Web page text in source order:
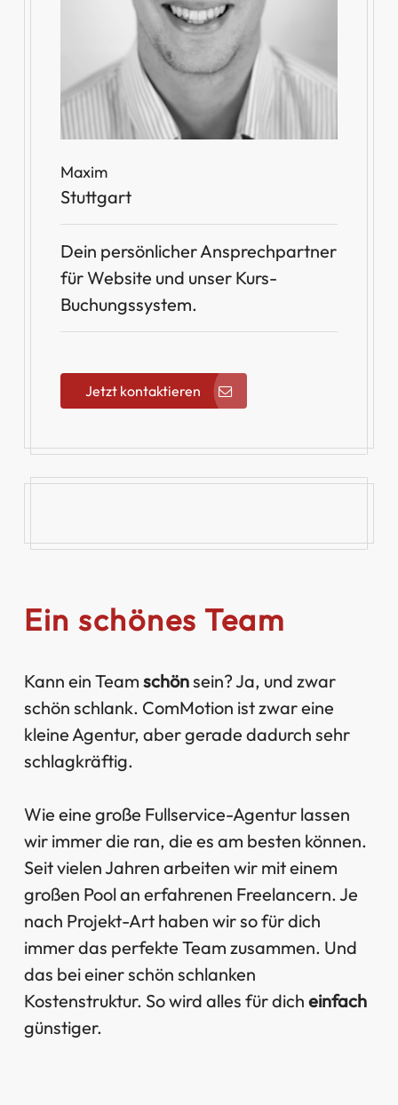
Maxim
Stuttgart
Dein persönlicher Ansprechpartner
für Website und unser Kurs-
Buchungssystem.
Jetzt kontaktieren
Ein schönes Team
Kann ein Team schönsein? Ja, und zwar
schön schlank. ComMotion ist zwar eine
kleine Agentur, aber gerade dadurch sehr
schlagkräftig.
Wie eine große Fullservice-Agentur lassen
wir immer die ran, die es am besten können.
Seit vielen Jahren arbeiten wir mit einem
großen Pool an erfahrenen Freelancern. Je
nach Projekt-Art haben wir so für dich
immer das perfekte Team zusammen. Und
das bei einer schön schlanken
Kostenstruktur. So wird alles für dich einfach
günstiger.